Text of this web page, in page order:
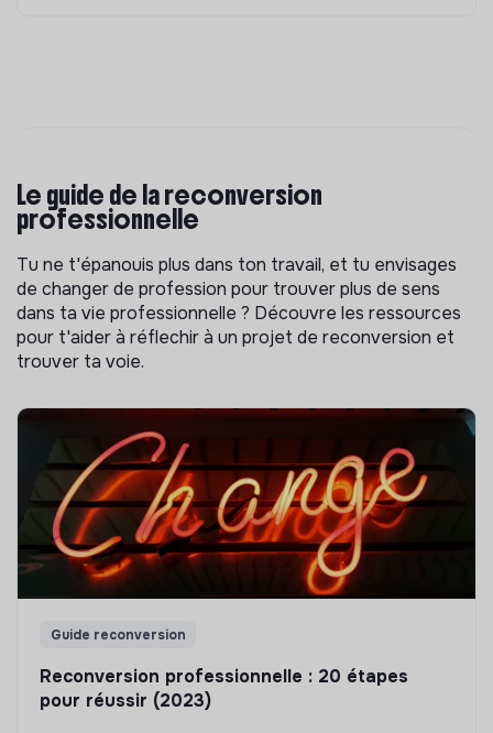
Le guide de la reconversion
professionnelle
Tu ne t'épanouis plus dans ton travail, et tu envisages
de changer de profession pour trouver plus de sens
dans ta vie professionnelle ? Découvre les ressources
pour t'aider à réflechir à un projet de reconversion et
trouver ta voie.
Guide reconversion
Reconversion professionnelle : 20 étapes
pour réussir (2023)